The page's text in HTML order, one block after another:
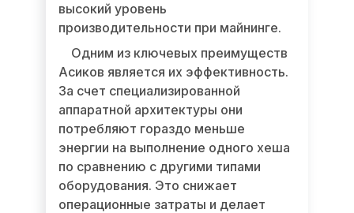
высокий уровень
производительности при майнинге.
Одним из ключевых преимуществ
Асиков является их эффективность.
За счет специализированной
аппаратной архитектуры они
потребляют гораздо меньше
энергии на выполнение одного хеша
по сравнению с другими типами
оборудования. Это снижает
операционные затраты и делает